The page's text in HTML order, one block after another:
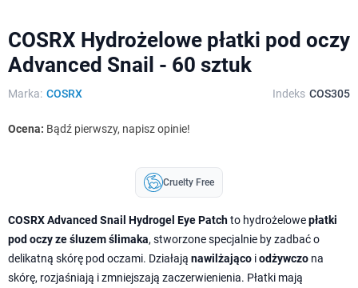
COSRX Hydrożelowe płatki pod oczy
Advanced Snail - 60 sztuk
Marka: COSRX Indeks COS305
Ocena: Bądź pierwszy, napisz opinie!
Cruelty Free
COSRX Advanced Snail Hydrogel Eye Patchto hydrożelowepłatki
pod oczy ze śluzem ślimaka, stworzone specjalnie by zadbać o
delikatną skórę pod oczami. Działają nawilżająco iodżywczo na
skórę, rozjaśniają i zmniejszają zaczerwienienia. Płatki mają